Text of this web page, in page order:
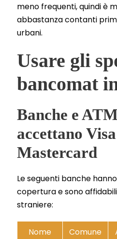
meno frequenti, quindi è
abbastanza contanti
urbani.
Usare gli
bancomat
Banche e
accettano
Mastercard
Le seguenti banche
copertura e sono
straniere:
Nome
Comune